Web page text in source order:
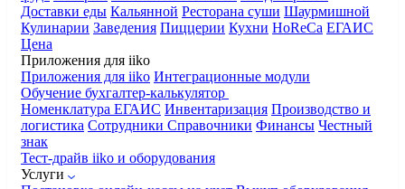
Доставки еды Кальянной Ресторана суши Шаурмишной
Кулинарии Заведения Пиццерии Кухни HoReCa ЕГАИС
Цена
Приложения для iiko
Приложения для iiko Интеграционные модули
Обучение бухгалтер-калькулятор
Номенклатура ЕГАИС Инвентаризация Производство и
логистика Сотрудники Справочники Финансы Честный
знак
Тест-драйв iiko и оборудования
Услуги